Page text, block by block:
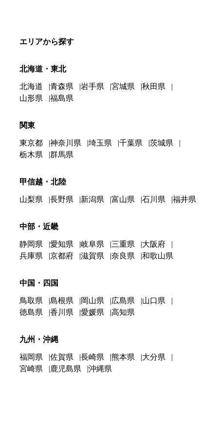
エリアから探す
北海道・東北
北海道 青森県 岩手県 宮城県
秋田県
山形県
福島県
関東
東京都 神奈川県 埼玉県 千葉県
茨城県
栃木県
群馬県
甲信越・北陸
山梨県 長野県 新潟県 富山県 石川県 福井県
中部・近畿
静岡県 愛知県 岐阜県 三重県
大阪府
兵庫県
京都府 滋賀県 奈良県 和歌山県
中国・四国
鳥取県 島根県 岡山県 広島県
山口県
徳島県
香川県 愛媛県 高知県
九州・沖縄
福岡県 佐賀県 長崎県 熊本県
大分県
宮崎県
鹿児島県 沖縄県